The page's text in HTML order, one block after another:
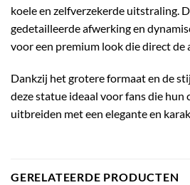
koele en zelfverzekerde uitstraling.
gedetailleerde afwerking en
voor een premium look die direct de
Dankzij het grotere formaat en de
deze statue ideaal voor fans die hun
uitbreiden met een elegante en
GERELATEERDE PRODUCTEN